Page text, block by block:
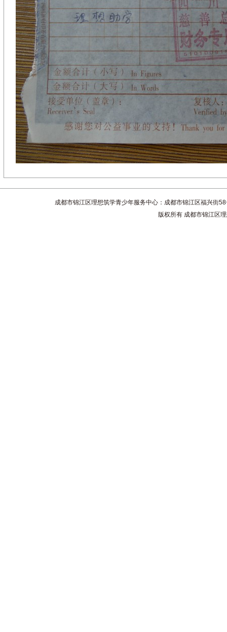
成都市锦江区理想筑学青少年服务中心：成都市锦江区福兴
版权所有 成都市锦江区